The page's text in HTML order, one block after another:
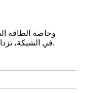
في الشبكة، تزداد الحاجة الماسة إلى المرونة لضمان الاستقرار، وتحسين استخدام الأصول، وتأجيل التحديثات المكلفة للشبكة. تخزين الطاقة هو التكنولوجيا الأساسية التي تتيح هذا التحول.